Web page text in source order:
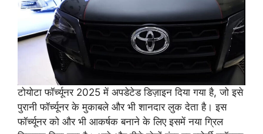
टोयोटा फॉर्च्यूनर 2025 में अपडेटेड डिज़ाइन दिया गया है, जो इसे
पुरानी फॉर्च्यूनर के मुकाबले और भी शानदार लुक देता है। इस
फॉर्च्यूनर को और भी आकर्षक बनाने के लिए इसमें नया ग्रिल